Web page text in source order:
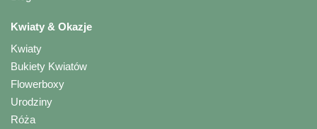
Kwiaty & Okazje
Kwiaty
Bukiety Kwiatów
Flowerboxy
Urodziny
Róża